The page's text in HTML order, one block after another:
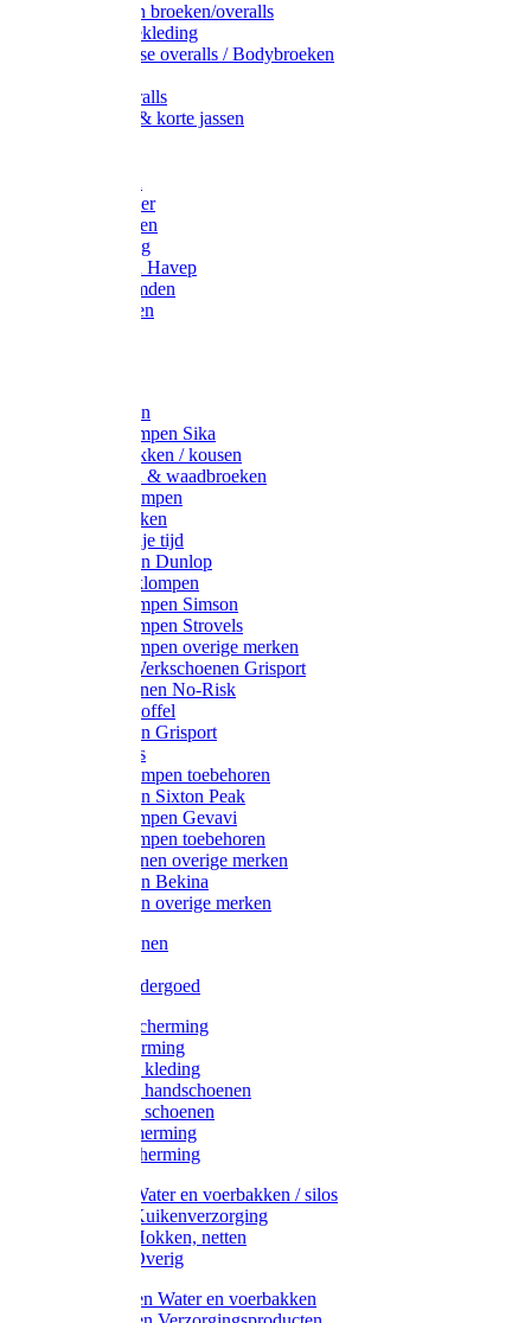
Toebehoren broeken/overalls
Signalisatiekleding
Amerikaanse overalls / Bodybroeken
Kinderoveralls
Stofjassen & korte jassen
Bodywarmer
Werkbroeken
Zaagkleding
Werkjassen Havep
Thermohemden
Overhemden
Werksokken
Schoenklompen Sika
Thermo sokken / kousen
Lieslaarzen & waadbroeken
Houten klompen
Wandelsokken
Laarzen vrije tijd
Werklaarzen Dunlop
Kunststof klompen
Schoenklompen Simson
Schoenklompen Strovels
Schoenklompen overige merken
Wandel-/ Werkschoenen Grisport
Werkschoenen No-Risk
Klomppantoffel
Werklaarzen Grisport
Accessoires
Houten klompen toebehoren
Werklaarzen Sixton Peak
Schoenklompen Gevavi
Schoenklompen toebehoren
Werkschoenen overige merken
Werklaarzen Bekina
Werklaarzen overige merken
Handschoenen
Thermo ondergoed
Gehoorbescherming
Oogbescherming
Disposable kleding
Disposable handschoenen
Disposable schoenen
Mondbescherming
Hoofdbescherming
Pluimvee Water en voerbakken / silos
Pluimvee Kuikenverzorging
Pluimvee Hokken, netten
Pluimvee Overig
Knaagdieren Water en voerbakken